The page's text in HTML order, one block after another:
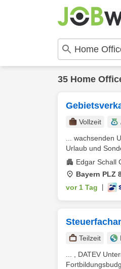
35 Home
Vollzeit
... wachsenden
Urlaub und
Edgar Schall
Bayern PLZ
vor 1 Tag
Teilzeit
... , DATEV